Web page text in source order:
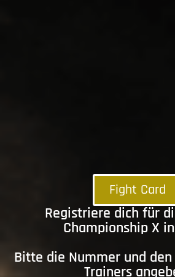
Fight Card
Registriere dich für
Championship X
Bitte die Nummer und
Trainers